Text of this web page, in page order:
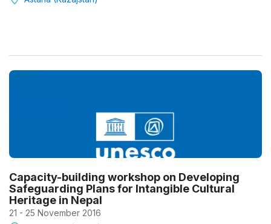
Capacity-building workshop on Developing
Safeguarding Plans for Intangible Cultural
Heritage in Nepal
21 - 25 November 2016